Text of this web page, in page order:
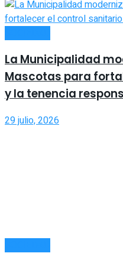
La Municipalidad
Mascotas para
y la tenencia
29 julio, 2026